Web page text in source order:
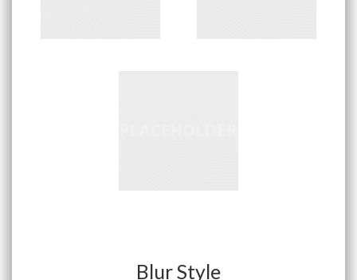
Blur Style